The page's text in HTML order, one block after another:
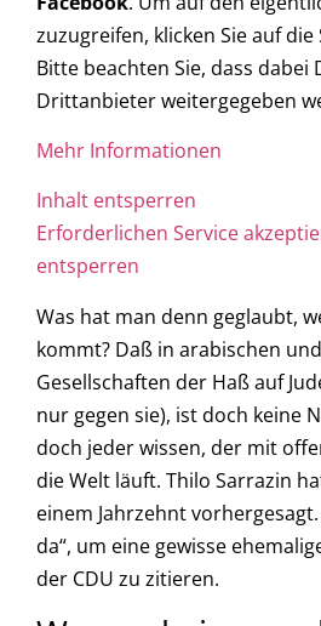
zuzugreifen, klicken Sie auf
Bitte beachten Sie, dass dabei
Drittanbieter weitergegeben
Mehr Informationen
Inhalt entsperren
Erforderlichen Service
entsperren
Was hat man denn geglaubt,
kommt? Daß in arabischen
Gesellschaften der Haß auf
nur gegen sie), ist doch keine
doch jeder wissen, der mit
die Welt läuft. Thilo Sarrazin
einem Jahrzehnt
da“, um eine gewisse
der CDU zu zitieren.